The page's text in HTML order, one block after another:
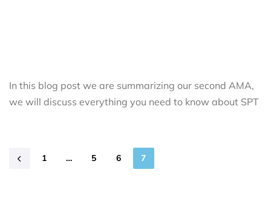
In this blog post we are summarizing our second AMA,
we will discuss everything you need to know about SPT
1 … 5 6 7